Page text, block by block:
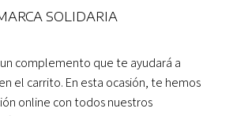
SOLIDARIA
complemento que te ayudará a
el carrito. En esta ocasión, te hemos
online con todos nuestros